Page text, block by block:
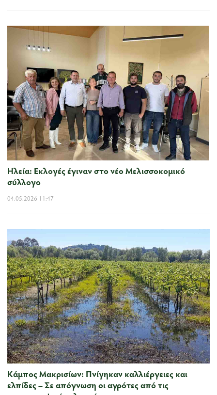
Ηλεία: Εκλογές έγιναν στο νέο Μελισσοκομικό
σύλλογο
04.05.2026 11:47
Κάμπος Μακρισίων: Πνίγηκαν καλλιέργειες και
ελπίδες – Σε απόγνωση οι αγρότες από τις